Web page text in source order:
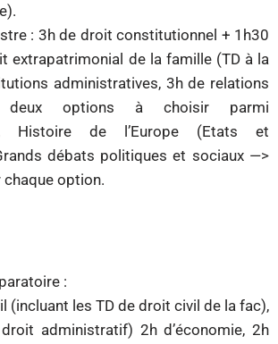
: 3h de droit constitutionnel + 1h30
extrapatrimonial de la famille (TD à la
administratives, 3h de relations
deux options à choisir parmi
Histoire de l’Europe (Etats et
débats politiques et sociaux —>
option.
:
(incluant les TD de droit civil de la fac),
administratif) 2h d’économie, 2h